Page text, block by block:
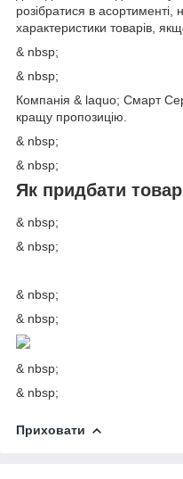
розібратися в
характеристики товарів,
& nbsp;
& nbsp;
Компанія & laquo; Смарт
кращу пропозицію.
& nbsp;
& nbsp;
Як придбати товар
& nbsp;
& nbsp;
& nbsp;
& nbsp;
& nbsp;
& nbsp;
Приховати